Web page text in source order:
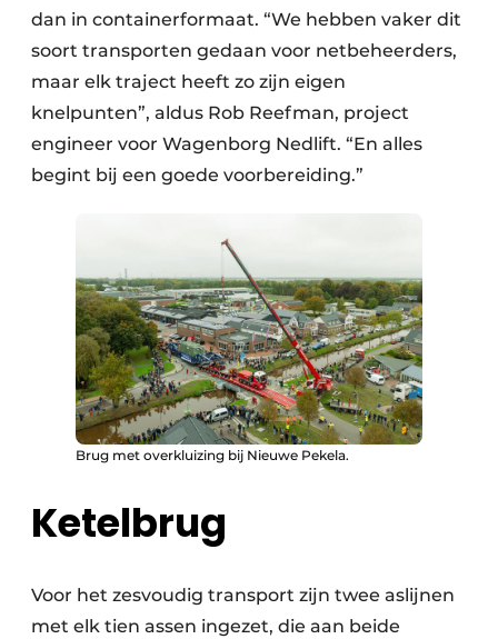
dan in containerformaat. “We hebben vaker dit
soort transporten gedaan voor netbeheerders,
maar elk traject heeft zo zijn eigen
knelpunten”, aldus Rob Reefman, project
engineer voor Wagenborg Nedlift. “En alles
begint bij een goede voorbereiding.”
Brug met overkluizing bij Nieuwe Pekela.
Ketelbrug
Voor het zesvoudig transport zijn twee aslijnen
met elk tien assen ingezet, die aan beide